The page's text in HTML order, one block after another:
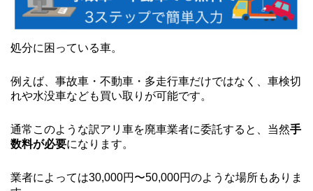
処分に困っている車。
例えば、事故車・不動車・多走行車だけではなく、車検切
れや水没車なども買い取りが可能です。
通常このような訳アリ車を廃車業者に委託すると、当然手
数料が必要になります。
業者によっては30,000円〜50,000円のような場所もありま